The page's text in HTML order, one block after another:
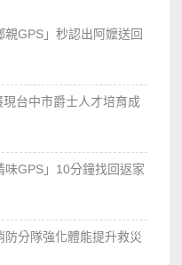
GPS」秒認出阿嬤送回
台中市爵士人才培育成
GPS」10分鐘找回返家
分隊強化體能提升救災